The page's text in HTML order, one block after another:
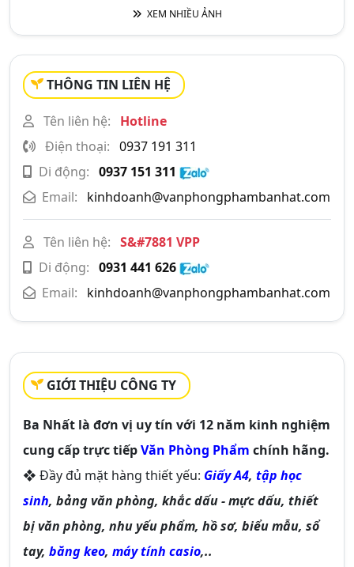
XEM NHIỀU ẢNH
THÔNG TIN LIÊN HỆ
Tên liên hệ:
Hotline
Điện thoại: 0937 191 311
Di động: 0937 151 311
Email:
kinhdoanh@vanphongphambanhat.com
Tên liên hệ: S&#7881 VPP
Di động: 0931 441 626
Email:
kinhdoanh@vanphongphambanhat.com
GIỚI THIỆU CÔNG TY
Ba Nhất là đơn vị uy tín với 12 năm kinh nghiệm
cung cấp trực tiếpVăn Phòng Phẩm chính hãng.
❖ Đầy đủ mặt hàng thiết yếu: Giấy A4, tập học
sinh, bảng văn phòng, khắc dấu - mực dấu, thiết
bị văn phòng, nhu yếu phẩm, hồ sơ, biểu mẫu, sổ
tay, băng keo, máy tính casio,..